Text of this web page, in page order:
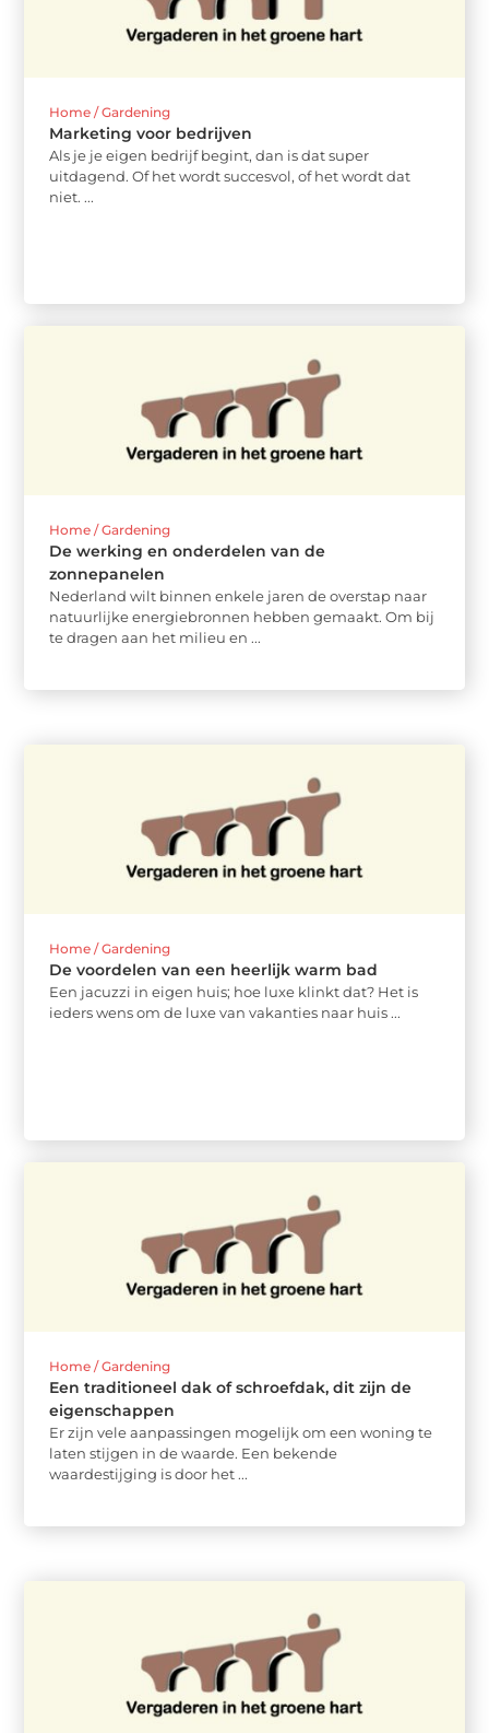
Home / Gardening
Marketing voor bedrijven
Als je je eigen bedrijf begint, dan is dat super
uitdagend. Of het wordt succesvol, of het wordt dat
niet. ...
Home / Gardening
De werking en onderdelen van de
zonnepanelen
Nederland wilt binnen enkele jaren de overstap naar
natuurlijke energiebronnen hebben gemaakt. Om bij
te dragen aan het milieu en ...
Home / Gardening
De voordelen van een heerlijk warm bad
Een jacuzzi in eigen huis; hoe luxe klinkt dat? Het is
ieders wens om de luxe van vakanties naar huis ...
Home / Gardening
Een traditioneel dak of schroefdak, dit zijn de
eigenschappen
Er zijn vele aanpassingen mogelijk om een woning te
laten stijgen in de waarde. Een bekende
waardestijging is door het ...